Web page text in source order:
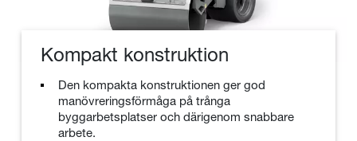
Kompakt konstruktion
Den kompakta konstruktionen ger god
manövreringsförmåga på trånga
byggarbetsplatser och därigenom snabbare
arbete.